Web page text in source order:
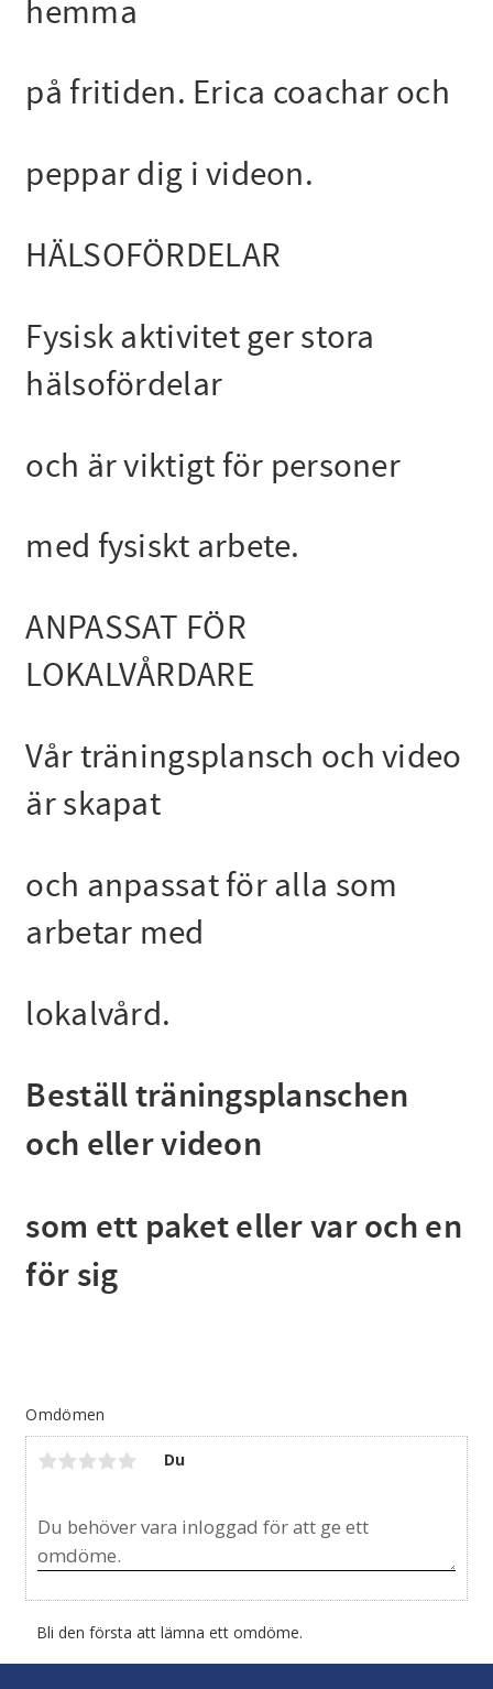
hemma
på fritiden. Erica coachar och
peppar dig i videon.
HÄLSOFÖRDELAR
Fysisk aktivitet ger stora
hälsofördelar
och är viktigt för personer
med fysiskt arbete.
ANPASSAT FÖR
LOKALVÅRDARE
Vår träningsplansch och video
är skapat
och anpassat för alla som
arbetar med
lokalvård.
Beställ träningsplanschen
och eller videon
som ett paket eller var och en
för sig
Omdömen
Du
Bli den första att lämna ett omdöme.